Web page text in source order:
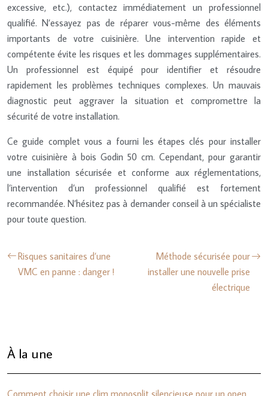
excessive, etc.), contactez immédiatement un professionnel
qualifié. N’essayez pas de réparer vous-même des éléments
importants de votre cuisinière. Une intervention rapide et
compétente évite les risques et les dommages supplémentaires.
Un professionnel est équipé pour identifier et résoudre
rapidement les problèmes techniques complexes. Un mauvais
diagnostic peut aggraver la situation et compromettre la
sécurité de votre installation.
Ce guide complet vous a fourni les étapes clés pour installer
votre cuisinière à bois Godin 50 cm. Cependant, pour garantir
une installation sécurisée et conforme aux réglementations,
l’intervention d’un professionnel qualifié est fortement
recommandée. N’hésitez pas à demander conseil à un spécialiste
pour toute question.
Risques sanitaires d’une
VMC en panne : danger !
Méthode sécurisée pour
installer une nouvelle prise
électrique
À la une
Comment choisir une clim monosplit silencieuse pour un open